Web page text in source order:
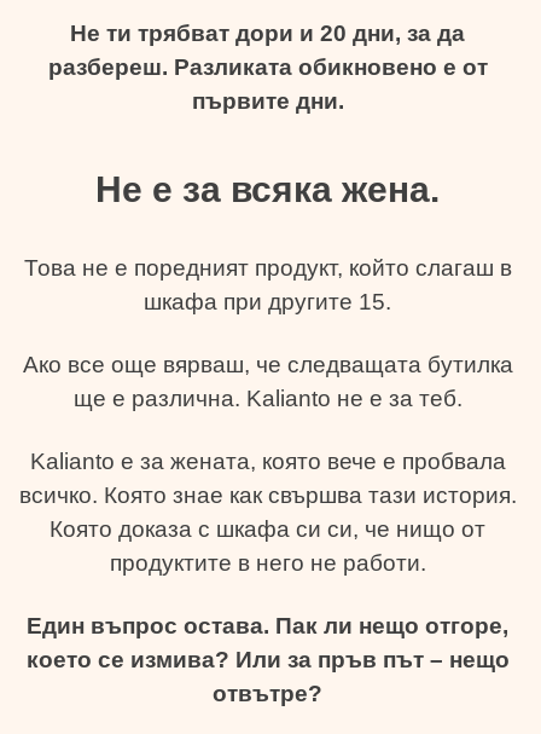
Не ти трябват дори и 20 дни, за да
разбереш. Разликата обикновено е от
първите дни.
Не е за всяка жена.
Това не е поредният продукт, който слагаш в
шкафа при другите 15.
Ако все още вярваш, че следващата бутилка
ще е различна. Kalianto не е за теб.
Kalianto е за жената, която вече е пробвала
всичко. Която знае как свършва тази история.
Която доказа с шкафа си си, че нищо от
продуктите в него не работи.
Един въпрос остава. Пак ли нещо отгоре,
което се измива? Или за пръв път – нещо
отвътре?